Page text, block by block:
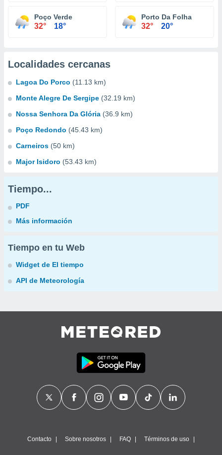
Poço Verde
32° 18°
Porto Da Folha
32° 20°
Localidades cercanas
Lagoa Do Porco (11.13 km)
Monte Alegre De Sergipe (32.19 km)
Nossa Senhora Da Glória (36.9 km)
Poço Redondo (45.43 km)
Carneiros (50 km)
Major Isidoro (53.43 km)
Tiempo...
PDF
Más información
Tiempo en tu Web
Widget de El tiempo
API de Meteorología
Contacto Sobre nosotros FAQ Términos de uso